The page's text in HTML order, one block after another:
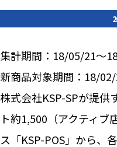
集計期間：18/05/21～
新商品対象期間：18/
株式会社KSP-SPが提供
ト約1,500（アクティブ
ス「KSP-POS」から、